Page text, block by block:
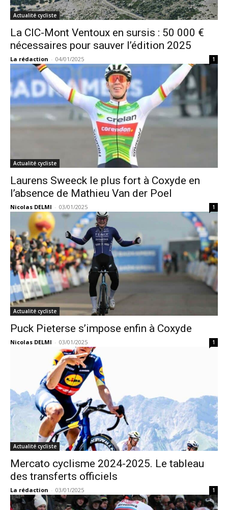
Actualité cycliste
La CIC-Mont Ventoux en sursis : 50 000 €
nécessaires pour sauver l’édition 2025
La rédaction - 04/01/2025 1
Actualité cycliste
Laurens Sweeck le plus fort à Coxyde en
l’absence de Mathieu Van der Poel
Nicolas DELMI - 03/01/2025 1
Actualité cycliste
Puck Pieterse s’impose enfin à Coxyde
Nicolas DELMI - 03/01/2025 1
Actualité cycliste
Mercato cyclisme 2024-2025. Le tableau
des transferts officiels
La rédaction - 03/01/2025 1